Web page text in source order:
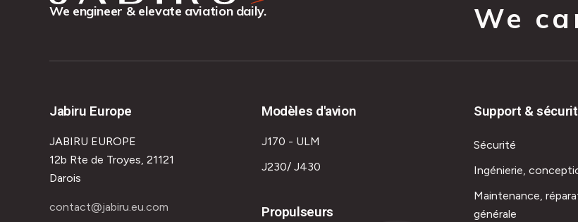
We engineer & elevate aviation daily. We
Jabiru Europe
JABIRU EUROPE
12b Rte de Troyes, 21121
Darois
contact@jabiru.eu.com
Modèles d'avion
J170 - ULM
J230/ J430
Propulseurs
Support &
Sécurité
Ingénierie,
Maintenance,
générale